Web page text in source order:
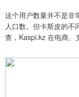
这个用户数量并不是非
人口数。但卡斯皮的不
查，Kaspi.kz 在电商、